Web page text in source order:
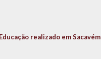
realizado em Sacavém